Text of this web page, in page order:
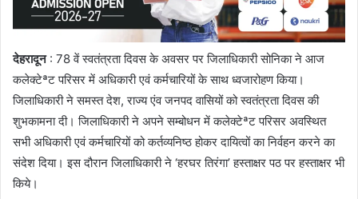
देहरादून: 78 वें स्वतंत्रता दिवस के अवसर पर जिलाधिकारी सोनिका ने आज
कलेक्टेªट परिसर में अधिकारी एवं कर्मचारियों के साथ ध्वजारोहण किया।
जिलाधिकारी ने समस्त देश, राज्य एंव जनपद वासियों को स्वतंत्रता दिवस की
शुभकामना दी। जिलाधिकारी ने अपने सम्बोधन में कलेक्टेªट परिसर अवस्थित
सभी अधिकारी एवं कर्मचारियों को कर्तव्यनिष्ठ होकर दायित्वों का निर्वहन करने का
संदेश दिया। इस दौरान जिलाधिकारी ने ‘हरघर तिरंगा’ हस्ताक्षर पठ पर हस्ताक्षर भी
किये।